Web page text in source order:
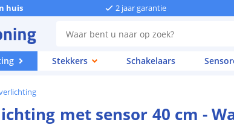
huis 2 jaar garantie
Stekkers Schakelaars
met sensor 40 cm -